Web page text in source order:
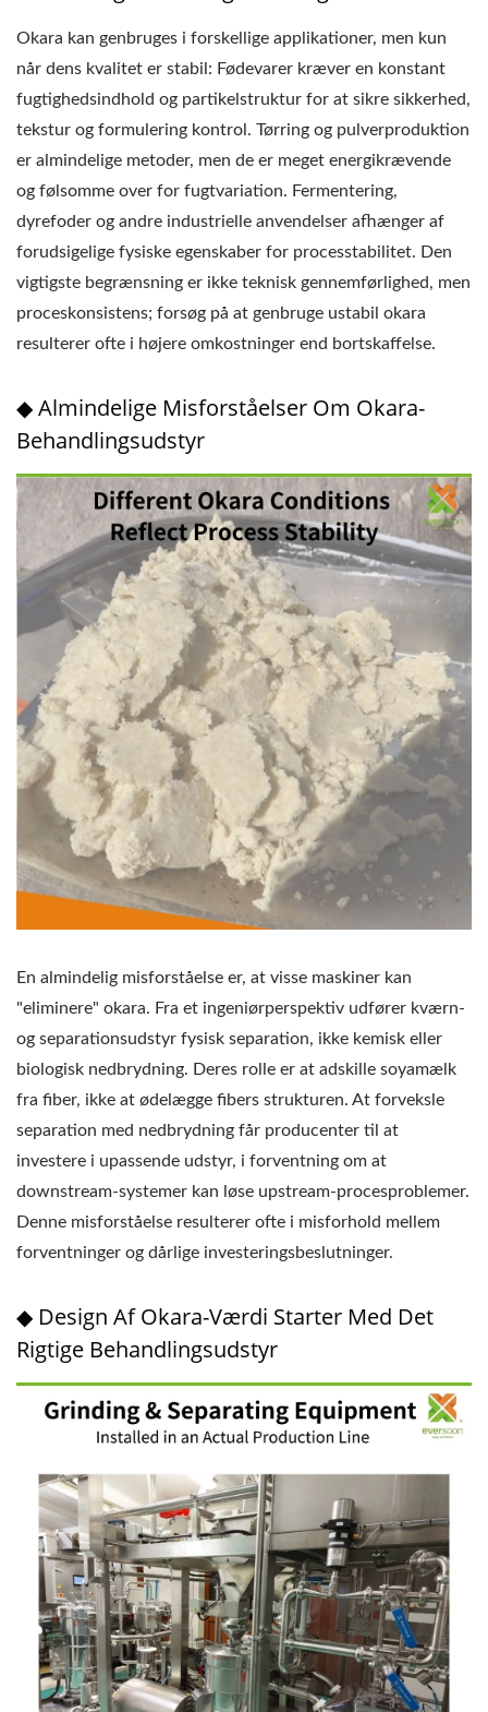
Okara kan genbruges i forskellige applikationer, men kun
når dens kvalitet er stabil: Fødevarer kræver en konstant
fugtighedsindhold og partikelstruktur for at sikre sikkerhed,
tekstur og formulering kontrol. Tørring og pulverproduktion
er almindelige metoder, men de er meget energikrævende
og følsomme over for fugtvariation. Fermentering,
dyrefoder og andre industrielle anvendelser afhænger af
forudsigelige fysiske egenskaber for processtabilitet. Den
vigtigste begrænsning er ikke teknisk gennemførlighed, men
proceskonsistens; forsøg på at genbruge ustabil okara
resulterer ofte i højere omkostninger end bortskaffelse.
◆ Almindelige Misforståelser Om Okara-
Behandlingsudstyr
En almindelig misforståelse er, at visse maskiner kan
"eliminere" okara. Fra et ingeniørperspektiv udfører kværn-
og separationsudstyr fysisk separation, ikke kemisk eller
biologisk nedbrydning. Deres rolle er at adskille soyamælk
fra fiber, ikke at ødelægge fibers strukturen. At forveksle
separation med nedbrydning får producenter til at
investere i upassende udstyr, i forventning om at
downstream-systemer kan løse upstream-procesproblemer.
Denne misforståelse resulterer ofte i misforhold mellem
forventninger og dårlige investeringsbeslutninger.
◆ Design Af Okara-Værdi Starter Med Det
Rigtige Behandlingsudstyr